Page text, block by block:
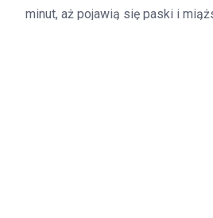
minut, aż pojawią się paski i